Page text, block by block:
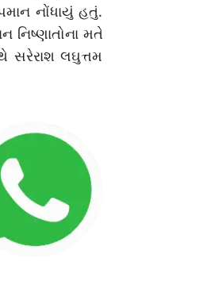
નોંધાયું હતું.
નિષ્ણાતોના મતે
સરેરાશ લઘુત્તમ